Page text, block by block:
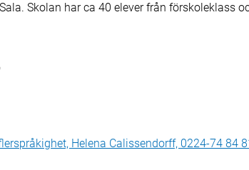
Skolan har ca 40 elever från förskoleklass
Helena Calissendorff, 0224-74 84